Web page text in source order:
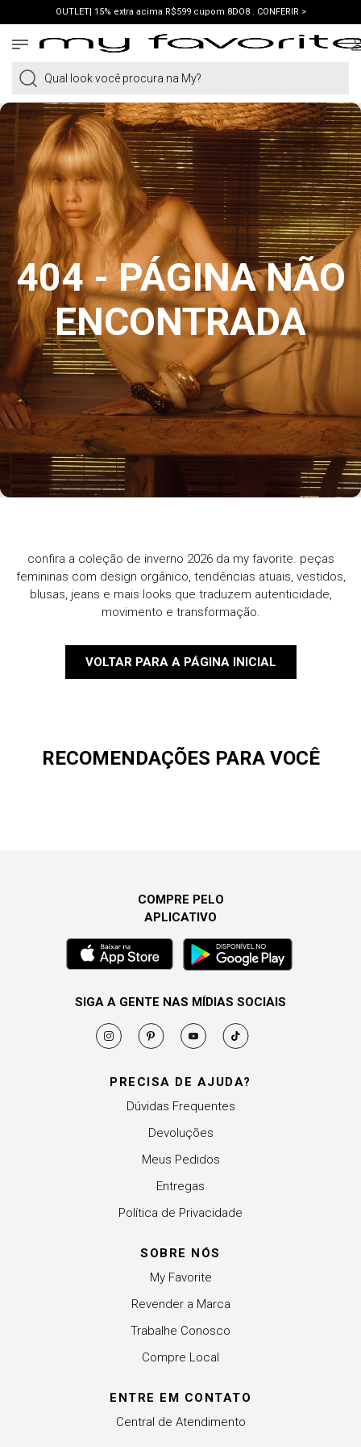
OUTLET| 15% extra acima R$599 cupom 8DO8 . CONFERIR >
PRIMEIRA COMPRA | ganhe 10% cupom WELCOME. VER LOOKS >
Qual look você procura na My?
404 - PÁGINA NÃO
ENCONTRADA
confira a coleção de inverno 2026 da my favorite. peças
femininas com design orgânico, tendências atuais, vestidos,
blusas, jeans e mais looks que traduzem autenticidade,
movimento e transformação.
VOLTAR PARA A PÁGINA INICIAL
RECOMENDAÇÕES PARA VOCÊ
PRECISA DE AJUDA?
Dúvidas Frequentes
Devoluções
Meus Pedidos
Entregas
Política de Privacidade
SOBRE NÓS
My Favorite
Revender a Marca
Trabalhe Conosco
Compre Local
ENTRE EM CONTATO
Central de Atendimento
COMPRE PELO
APLICATIVO
SIGA A GENTE NAS MÍDIAS SOCIAIS